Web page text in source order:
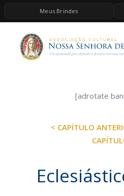
Meus Brindes
HOME
A ASSOCIAÇÃO
ESPIRITUALIDADE
BRINDES
[adrotate
< CAPÍTULO